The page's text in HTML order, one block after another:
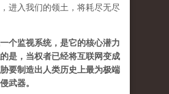
进入我们的领土，将耗尽无尽
个监视系统，是它的核心潜力
是，当权者已经将互联网变成
要制造出人类历史上最为极端
武器。